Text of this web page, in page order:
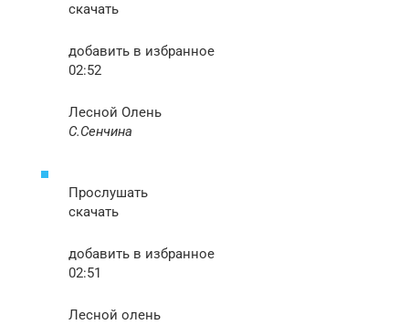
скачать
добавить в избранное
02:52
Лесной Олень
С.Сенчина
Прослушать
скачать
добавить в избранное
02:51
Лесной олень